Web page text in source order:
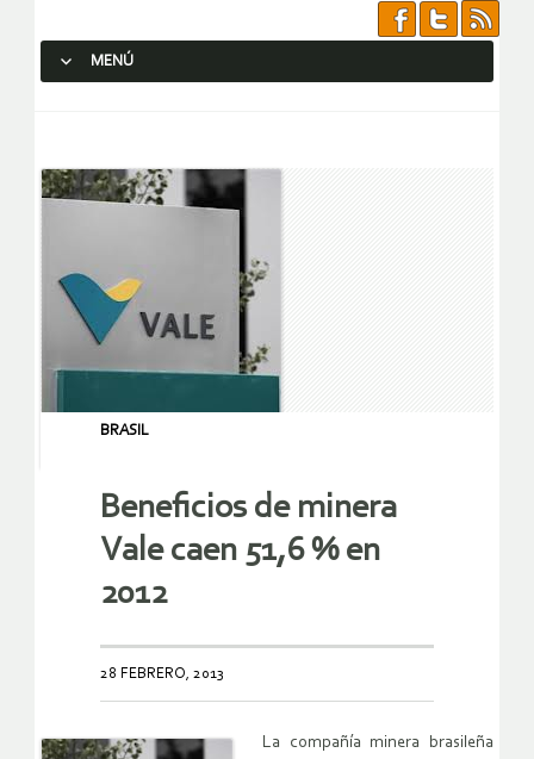
MENÚ
BRASIL
Beneficios de minera
Vale caen 51,6 % en
2012
28 FEBRERO, 2013
La compañía minera brasileña